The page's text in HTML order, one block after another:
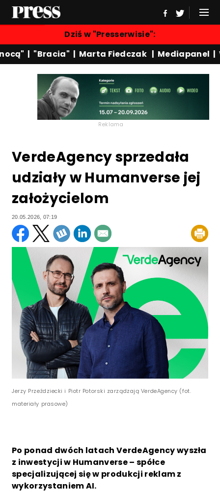
Dziś w "Presserwisie":
|"Bracia" |Marta Fiedczak|Mediapanel|
Reklama
VerdeAgency sprzedała
udziały w Humanverse jej
założycielom
20.05.2026, 07:19
Jerzy Przeździecki i Piotr Potorski zarządzają VerdeAgency (fot.
materiały prasowe)
Po ponad dwóch latach VerdeAgency wyszła
z inwestycji w Humanverse – spółce
specjalizującej się w produkcji reklam z
wykorzystaniem AI.